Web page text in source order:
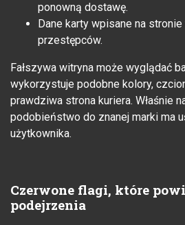
ponowną dostawę.
Dane karty wpisane na
przestępców.
Fałszywa witryna może wyglądać
wykorzystuje podobne kolory,
prawdziwa strona kuriera. Właśnie
podobieństwo do znanej marki ma
użytkownika.
Czerwone flagi, które
podejrzenia